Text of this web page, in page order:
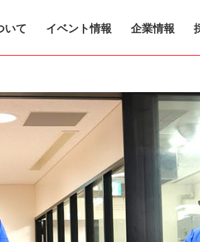
いて イベント情報 企業情報